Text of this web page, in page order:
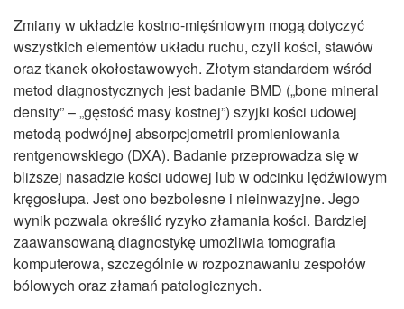
Zmiany w układzie kostno-mięśniowym mogą dotyczyć
wszystkich elementów układu ruchu, czyli kości, stawów
oraz tkanek okołostawowych. Złotym standardem wśród
metod diagnostycznych jest badanie BMD („bone mineral
density” – „gęstość masy kostnej”) szyjki kości udowej
metodą podwójnej absorpcjometrii promieniowania
rentgenowskiego (DXA). Badanie przeprowadza się w
bliższej nasadzie kości udowej lub w odcinku lędźwiowym
kręgosłupa. Jest ono bezbolesne i nieinwazyjne. Jego
wynik pozwala określić ryzyko złamania kości. Bardziej
zaawansowaną diagnostykę umożliwia tomografia
komputerowa, szczególnie w rozpoznawaniu zespołów
bólowych oraz złamań patologicznych.